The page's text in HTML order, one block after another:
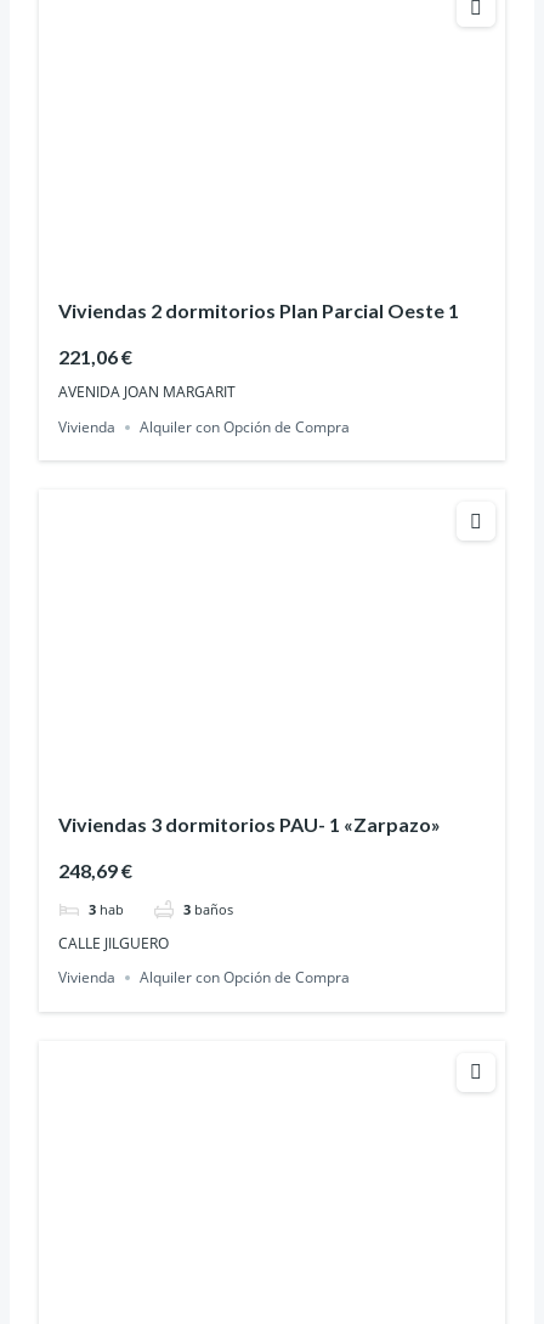
Viviendas 2 dormitorios Plan Parcial Oeste 1
221,06 €
AVENIDA JOAN MARGARIT
Vivienda
Alquiler con Opción de Compra
Viviendas 3 dormitorios PAU- 1 «Zarpazo»
248,69 €
3 hab 3 baños
CALLE JILGUERO
Vivienda
Alquiler con Opción de Compra